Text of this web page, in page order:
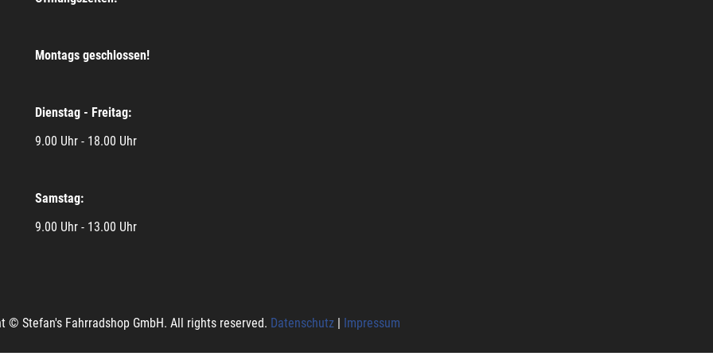
Montags geschlossen!
Dienstag - Freitag:
9.00 Uhr - 18.00 Uhr
Samstag:
9.00 Uhr - 13.00 Uhr
© Stefan's Fahrradshop GmbH. All rights reserved. Datenschutz | Impressum